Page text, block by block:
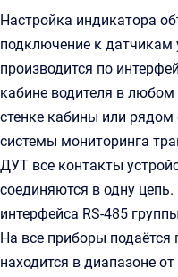
Настройка индикатора
подключение к датчикам
производится по
кабине водителя в
стенке кабины или
системы мониторинга
ДУТ все контакты
соединяются в одну
интерфейса RS-485
На все приборы подаётся
находится в диапазоне